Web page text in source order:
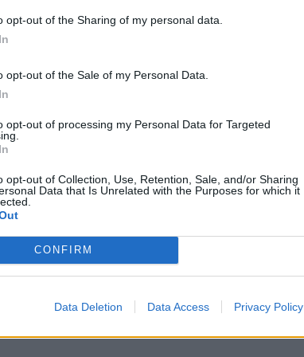
opt-out of the Sharing of my personal data.
opt-out of the Sale of my Personal Data.
opt-out of processing my Personal Data for Targeted
opt-out of Collection, Use, Retention, Sale, and/or Sharing
Data that Is Unrelated with the Purposes for which it
CONFIRM
Data Deletion Data Access Privacy Policy
vuonna peräti 1,4 miljoonan euron tappiot.
lisäksi myös Honka-Akatemian ja B-
ja se olikin suurin yksittäinen kuluerä. Nousua
mitalit. Mitali oli ensimmäinen sitten vuoden
heinäkuuta vierasottelulla sarjanousija FC Hakaa
Suomen cupin neljännesvälierissä, kun se matkaa
– nyt asiaa tutkitaan